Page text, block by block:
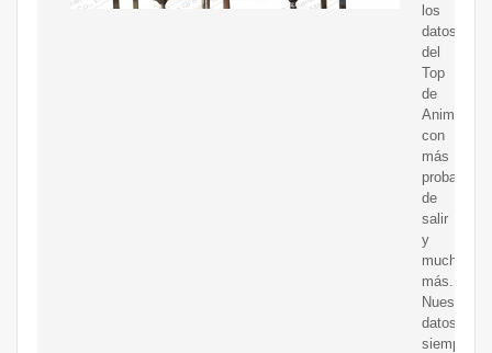
los
datos
del
Top
de
Animalitos
con
más
de
salir
y
mucho
más.
Nuestros
datos
siempre